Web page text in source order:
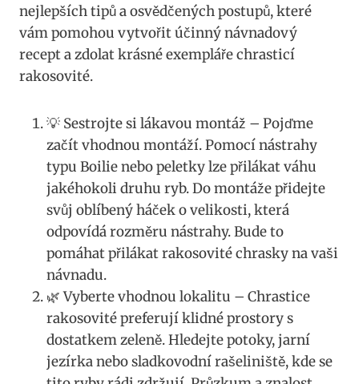
nejlepších tipů a osvědčených postupů, které
vám pomohou ⁣vytvořit účinný návnadový
recept a zdolat krásné exempláře chrasticí‌
rakosovité.
💡 Sestrojte si lákavou montáž ​– Pojďme
začít ‌vhodnou montáží. ⁤Pomocí nástrahy
typu​ Boilie nebo⁤ peletky lze⁣ přilákat váhu
jakéhokoli druhu‌ ryb. Do montáže přidejte
svůj oblíbený háček o‌ velikosti, která
odpovídá​ rozměru nástrahy. Bude to
pomáhat přilákat⁣ rakosovité chrasky na vaši
návnadu.
🌿 Vyberte vhodnou lokalitu – Chrastice
rakosovité preferují klidné prostory s
dostatkem zeleně. ​Hledejte potoky, jarní
jezírka nebo sladkovodní⁣ rašeliniště, kde se